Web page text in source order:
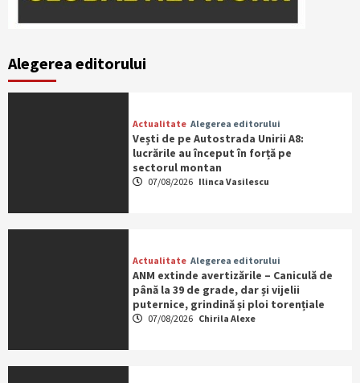
Alegerea editorului
Actualitate Alegerea editorului
Vești de pe Autostrada Unirii A8:
lucrările au început în forță pe
sectorul montan
07/08/2026 Ilinca Vasilescu
Actualitate Alegerea editorului
ANM extinde avertizările – Caniculă de
până la 39 de grade, dar și vijelii
puternice, grindină și ploi torențiale
07/08/2026 Chirila Alexe